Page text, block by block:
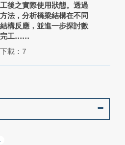
後之實際使用狀態。透過
法，分析橋梁結構在不同
構反應，並進一步探討數
工...
下載：7